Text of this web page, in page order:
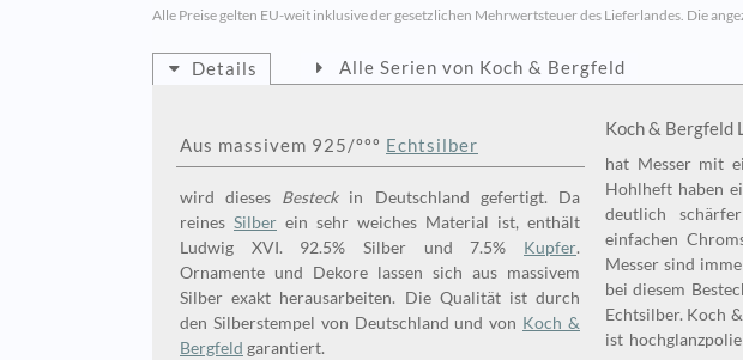
Alle Preise gelten EU-weit inklusive der gesetzlichen Mehrwertsteuer des Lieferlandes. Die
Details
Aus massivem 925/ººº Echtsilber
wird dieses Besteckin Deutschland gefertigt. Da
reines Silber ein sehr weiches Material ist, enthält
Ludwig XVI. 92.5% Silber und 7.5% Kupfer.
Ornamente und Dekore lassen sich aus massivem
Silber exakt herausarbeiten. Die Qualität ist durch
den Silberstempel von Deutschland und von Koch &
Bergfeld garantiert.
Koch & Bergfeld
hat Messer mit
Hohlheft haben
deutlich
einfachen
Messer sind
bei diesem
Echtsilber. Koch & Bergfeld Ludwig XVI. in Echtsilber
ist
Alle Serien von Koch & Bergfeld